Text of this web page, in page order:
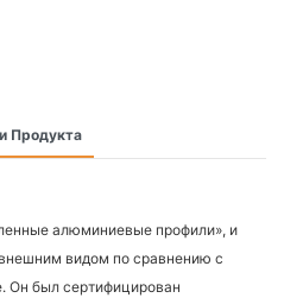
Продукта
алюминиевые профили», и
видом по сравнению с
Он был сертифицирован